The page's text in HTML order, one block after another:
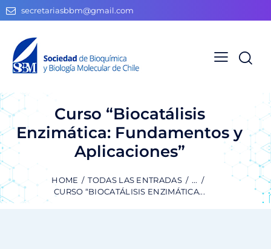
secretariasbbm@gmail.com
Curso “Biocatálisis
Enzimática: Fundamentos y
Aplicaciones”
HOME TODAS LAS ENTRADAS
...
CURSO “BIOCATÁLISIS ENZIMÁTICA...